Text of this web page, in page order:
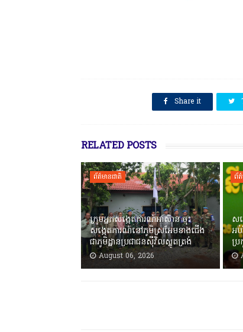
Share it
RELATED POSTS
ព័ត៌មានជាតិ
ក្រុមអ្នកសង្កេតការណ៍អាស៊ាន ចុះ
សង្កេតការណ៍នៅភូមិស្រអែមខាងជើង
ជាភូមិដ្ឋានប្រជាជនស៊ីវិលស្លូតត្រង់
August 06, 2026
ព័ត៌
ស
អ
ប្